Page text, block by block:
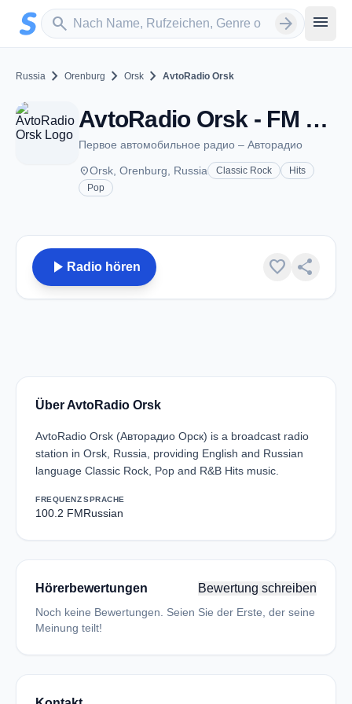
Zum Hauptinhalt springen
search
Sender suchen arrow_forward menu
Russia chevron_right Orenburg chevron_right Orsk chevron_right AvtoRadio Orsk
AvtoRadio Orsk - FM 100.2 - Orsk
Первое автомобильное радио – Авторадио
placeOrsk, Orenburg, Russia Classic Rock
Hits
Pop
play_arrow Radio hören favorite share
Über AvtoRadio Orsk
AvtoRadio Orsk (Авторадио Орск) is a broadcast radio
station in Orsk, Russia, providing English and Russian
language Classic Rock, Pop and R&B Hits music.
FREQUENZ
100.2 FM
SPRACHE
Russian
Hörerbewertungen Bewertung schreiben
Noch keine Bewertungen. Seien Sie der Erste, der seine
Meinung teilt!